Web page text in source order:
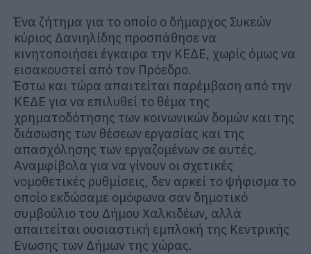
Ένα ζήτημα για το οποίο ο δήμαρχος Συκεών
κύριος Δανιηλίδης προσπάθησε να
κινητοποιήσει έγκαιρα την ΚΕΔΕ, χωρίς όμως να
εισακουστεί από τον Πρόεδρο.
Έστω και τώρα απαιτείται παρέμβαση από την
ΚΕΔΕ για να επιλυθεί το θέμα της
χρηματοδότησης των κοινωνικών δομών και της
διάσωσης των θέσεων εργασίας και της
απασχόλησης των εργαζομένων σε αυτές.
Αναμφίβολα για να γίνουν οι σχετικές
νομοθετικές ρυθμίσεις, δεν αρκεί το ψήφισμα το
οποίο εκδώσαμε ομόφωνα σαν δημοτικό
συμβούλιο του Δήμου Χαλκιδέων, αλλά
απαιτείται ουσιαστική εμπλοκή της Κεντρικής
Ενωσης των Δήμων της χώρας.